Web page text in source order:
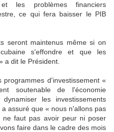
les problèmes financiers
ce qui fera baisser le PIB
seront maintenus même si on
s'effondre et que les
a dit le Président.
d'investissement «
soutenable de l'économie
les investissements
assuré que « nous n'allons pas
faut pas avoir peur ni poser
faire dans le cadre des mois